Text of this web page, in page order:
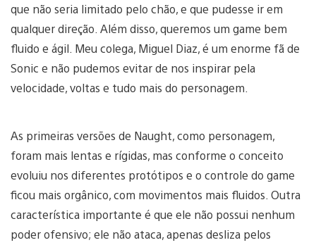
que não seria limitado pelo chão, e que pudesse ir em
qualquer direção. Além disso, queremos um game bem
fluido e ágil. Meu colega, Miguel Diaz, é um enorme fã de
Sonic e não pudemos evitar de nos inspirar pela
velocidade, voltas e tudo mais do personagem.
As primeiras versões de Naught, como personagem,
foram mais lentas e rígidas, mas conforme o conceito
evoluiu nos diferentes protótipos e o controle do game
ficou mais orgânico, com movimentos mais fluidos. Outra
característica importante é que ele não possui nenhum
poder ofensivo; ele não ataca, apenas desliza pelos